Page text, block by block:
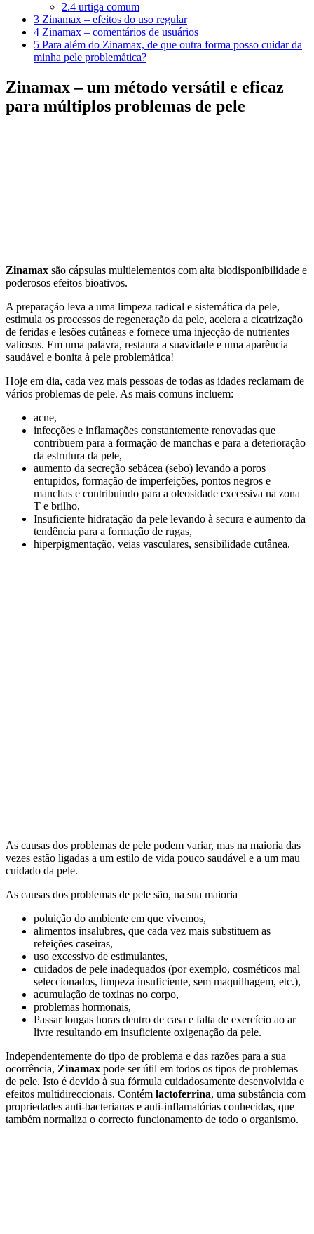
2.4 urtiga comum
3 Zinamax – efeitos do uso regular
4 Zinamax – comentários de usuários
5 Para além do Zinamax, de que outra forma posso cuidar da
minha pele problemática?
Zinamax – um método versátil e eficaz
para múltiplos problemas de pele
Zinamax são cápsulas multielementos com alta biodisponibilidade e
poderosos efeitos bioativos.
A preparação leva a uma limpeza radical e sistemática da pele,
estimula os processos de regeneração da pele, acelera a cicatrização
de feridas e lesões cutâneas e fornece uma injecção de nutrientes
valiosos. Em uma palavra, restaura a suavidade e uma aparência
saudável e bonita à pele problemática!
Hoje em dia, cada vez mais pessoas de todas as idades reclamam de
vários problemas de pele. As mais comuns incluem:
acne,
infecções e inflamações constantemente renovadas que
contribuem para a formação de manchas e para a deterioração
da estrutura da pele,
aumento da secreção sebácea (sebo) levando a poros
entupidos, formação de imperfeições, pontos negros e
manchas e contribuindo para a oleosidade excessiva na zona
T e brilho,
Insuficiente hidratação da pele levando à secura e aumento da
tendência para a formação de rugas,
hiperpigmentação, veias vasculares, sensibilidade cutânea.
As causas dos problemas de pele podem variar, mas na maioria das
vezes estão ligadas a um estilo de vida pouco saudável e a um mau
cuidado da pele.
As causas dos problemas de pele são, na sua maioria
poluição do ambiente em que vivemos,
alimentos insalubres, que cada vez mais substituem as
refeições caseiras,
uso excessivo de estimulantes,
cuidados de pele inadequados (por exemplo, cosméticos mal
seleccionados, limpeza insuficiente, sem maquilhagem, etc.),
acumulação de toxinas no corpo,
problemas hormonais,
Passar longas horas dentro de casa e falta de exercício ao ar
livre resultando em insuficiente oxigenação da pele.
Independentemente do tipo de problema e das razões para a sua
ocorrência, Zinamax pode ser útil em todos os tipos de problemas
de pele. Isto é devido à sua fórmula cuidadosamente desenvolvida e
efeitos multidireccionais. Contém lactoferrina, uma substância com
propriedades anti-bacterianas e anti-inflamatórias conhecidas, que
também normaliza o correcto funcionamento de todo o organismo.